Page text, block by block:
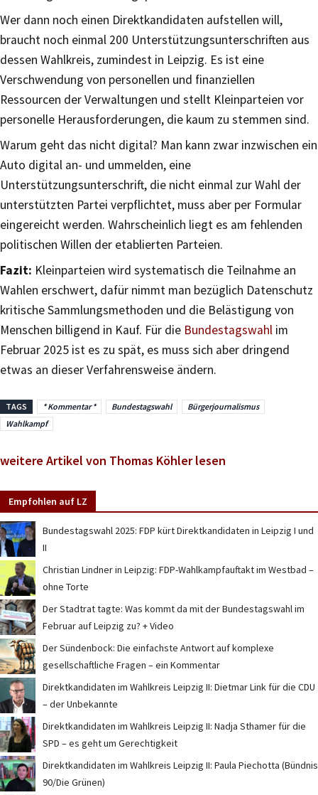
Wer dann noch einen Direktkandidaten aufstellen will,
braucht noch einmal 200 Unterstützungsunterschriften aus
dessen Wahlkreis, zumindest in Leipzig. Es ist eine
Verschwendung von personellen und finanziellen
Ressourcen der Verwaltungen und stellt Kleinparteien vor
personelle Herausforderungen, die kaum zu stemmen sind.
Warum geht das nicht digital? Man kann zwar inzwischen ein
Auto digital an- und ummelden, eine
Unterstützungsunterschrift, die nicht einmal zur Wahl der
unterstützten Partei verpflichtet, muss aber per Formular
eingereicht werden. Wahrscheinlich liegt es am fehlenden
politischen Willen der etablierten Parteien.
Fazit: Kleinparteien wird systematisch die Teilnahme an
Wahlen erschwert, dafür nimmt man bezüglich Datenschutz
kritische Sammlungsmethoden und die Belästigung von
Menschen billigend in Kauf. Für die Bundestagswahl im
Februar 2025 ist es zu spät, es muss sich aber dringend
etwas an dieser Verfahrensweise ändern.
TAGS * Kommentar * Bundestagswahl
Bürgerjournalismus
Wahlkampf
weitere Artikel von Thomas Köhler lesen
Empfohlen auf LZ
Bundestagswahl 2025: FDP kürt Direktkandidaten in Leipzig I und
II
Christian Lindner in Leipzig: FDP-Wahlkampfauftakt im Westbad –
ohne Torte
Der Stadtrat tagte: Was kommt da mit der Bundestagswahl im
Februar auf Leipzig zu? + Video
Der Sündenbock: Die einfachste Antwort auf komplexe
gesellschaftliche Fragen – ein Kommentar
Direktkandidaten im Wahlkreis Leipzig II: Dietmar Link für die CDU
– der Unbekannte
Direktkandidaten im Wahlkreis Leipzig II: Nadja Sthamer für die
SPD – es geht um Gerechtigkeit
Direktkandidaten im Wahlkreis Leipzig II: Paula Piechotta (Bündnis
90/Die Grünen)